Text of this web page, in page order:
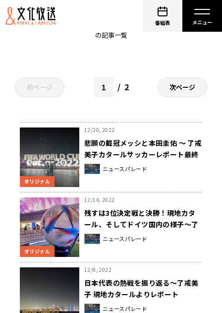
番組表
カタールワールドカップ
の記事一覧
前ページ 2 次ページ
オリジナル
12/20, 2022
悲願の戴冠メッシと本田圭佑 ～ 了戒
美子カタールサッカーレポート最終
回
ニュースパレード
オリジナル
12/16, 2022
残すは3位決定戦と決勝！現地カタ
ール、そしてドイツ国内の様子～了
戒美子サッカーレポート
ニュースパレード
12/8, 2022
日本代表の熱戦を振り返る～了戒美
子 現地カタールよりレポート
ニュースパレード